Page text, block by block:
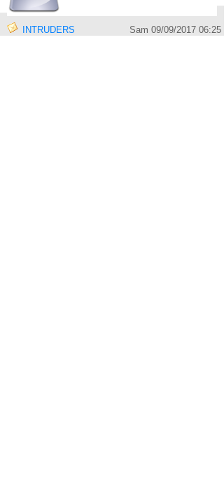
INTRUDERS Sam 09/09/2017 06:25